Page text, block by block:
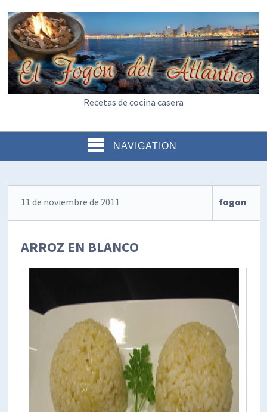
Recetas de cocina casera
NAVIGATION
11 de noviembre de 2011 fogon
ARROZ EN BLANCO